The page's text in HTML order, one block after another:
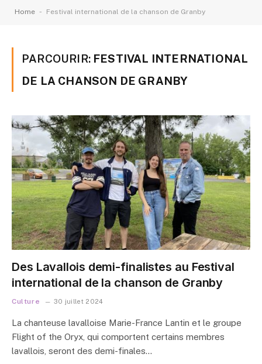
Home - Festival international de la chanson de Granby
PARCOURIR: FESTIVAL INTERNATIONAL
DE LA CHANSON DE GRANBY
Des Lavallois demi-finalistes au Festival
international de la chanson de Granby
Culture 30 juillet 2024
La chanteuse lavalloise Marie-France Lantin et le groupe
Flight of the Oryx, qui comportent certains membres
lavallois, seront des demi-finales…